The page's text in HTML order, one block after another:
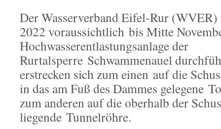
Der Wasserverband Eifel-Rur
2022 voraussichtlich bis Mitte
Hochwasserentlastungsanlage der
Rurtalsperre Schwammenauel
erstrecken sich zum einen auf die
in das am Fuß des Dammes gelegene
zum anderen auf die oberhalb der
liegende Tunnelröhre.